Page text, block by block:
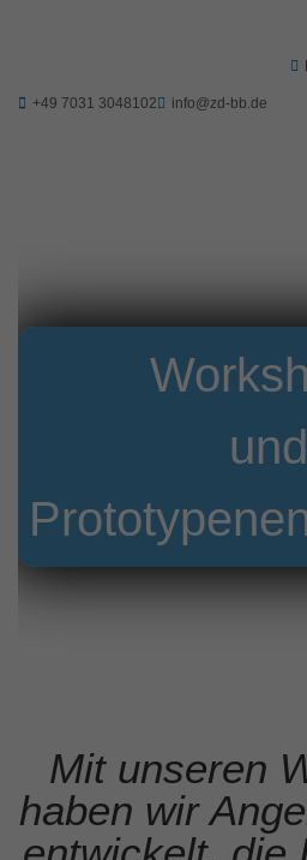
+49 7031 3048102 info@zd-bb.de
und
Mit unseren
haben wir